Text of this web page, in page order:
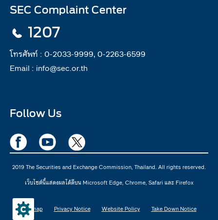
SEC Complaint Center
1207
โทรศัพท์ : 0-2033-9999, 0-2263-6599
Email : info@sec.or.th
Follow Us
2019 The Securities and Exchange Commission, Thailand. All rights reserved.
เว็บไซต์นี้แสดงผลได้ดีบน Microsoft Edge, Chrome, Safari และ Firefox
Sitemap Privacy Notice Website Policy Take Down Notice